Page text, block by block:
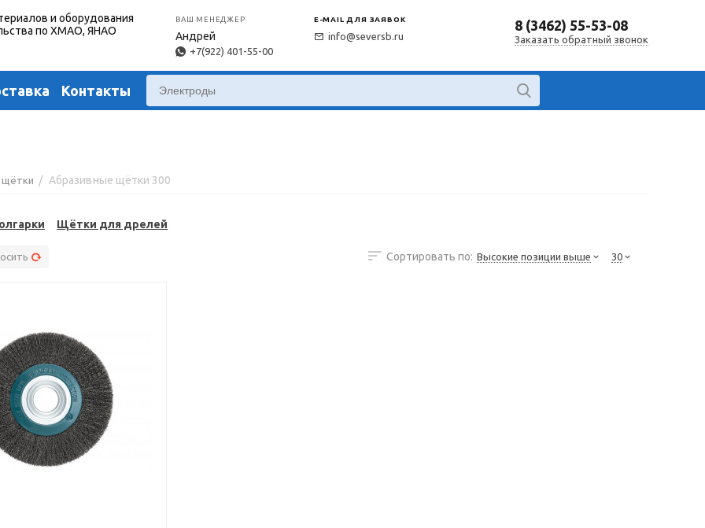
и оборудования
по ХМАО, ЯНАО
ВАШ МЕНЕДЖЕР
Андрей
+7(922) 401-55-00
E-MAIL ДЛЯ ЗАЯВОК
info@seversb.ru
8 (3462) 55-53-08
Заказать обратный звонок
Контакты
щётки / Абразивные щётки 300
Щётки для дрелей
Сортировать по: Высокие позиции выше 30